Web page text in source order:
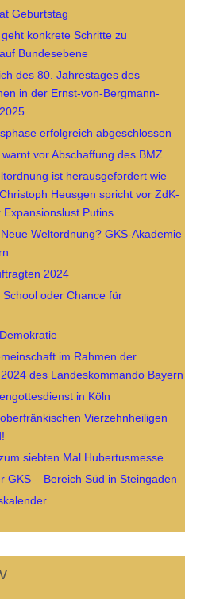
Geburtstag
konkrete Schritte zu
Bundesebene
des 80. Jahrestages des
in der Ernst-von-Bergmann-
erfolgreich abgeschlossen
vor Abschaffung des BMZ
ist herausgefordert wie
Heusgen spricht vor ZdK-
Putins
Weltordnung? GKS-Akademie
2024
oder Chance für
im Rahmen der
des Landeskommando Bayern
in Köln
Vierzehnheiligen
siebten Mal Hubertusmesse
GKS – Bereich Süd in Steingaden